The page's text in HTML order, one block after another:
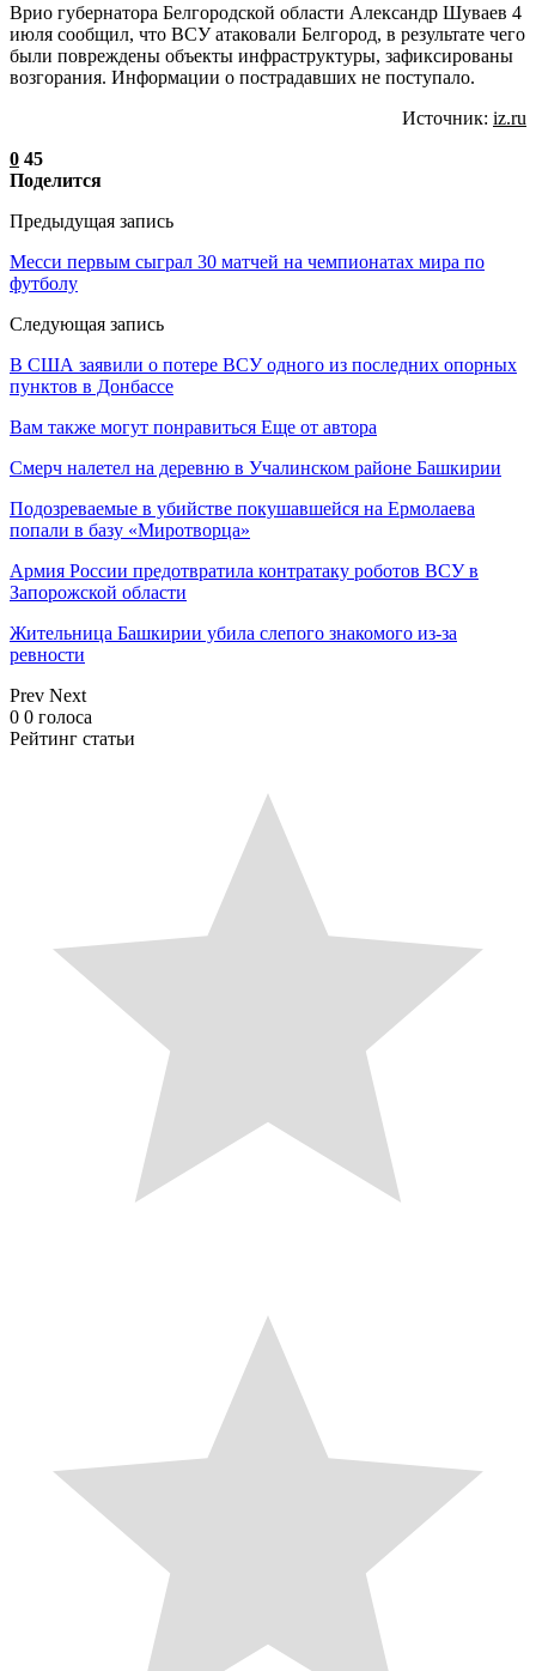
Врио губернатора Белгородской области Александр Шуваев 4
июля сообщил, что ВСУ атаковали Белгород, в результате чего
были повреждены объекты инфраструктуры, зафиксированы
возгорания. Информации о пострадавших не поступало.
Источник: iz.ru
0 45
Поделится
Предыдущая запись
Месси первым сыграл 30 матчей на чемпионатах мира по
футболу
Следующая запись
В США заявили о потере ВСУ одного из последних опорных
пунктов в Донбассе
Вам также могут понравиться Еще от автора
Смерч налетел на деревню в Учалинском районе Башкирии
Подозреваемые в убийстве покушавшейся на Ермолаева
попали в базу «Миротворца»
Армия России предотвратила контратаку роботов ВСУ в
Запорожской области
Жительница Башкирии убила слепого знакомого из-за
ревности
Prev Next
0 0 голоса
Рейтинг статьи